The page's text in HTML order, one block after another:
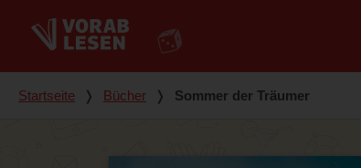
Du bist hier
Startseite ❭ Bücher ❭ Sommer der Träumer